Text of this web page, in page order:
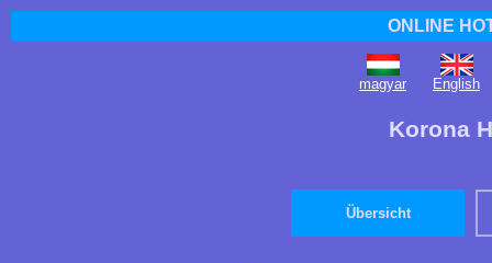
ONLINE
magyar English
Korona
Übersicht